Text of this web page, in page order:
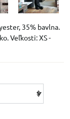
35% bavlna.
Veľkosti: XS -